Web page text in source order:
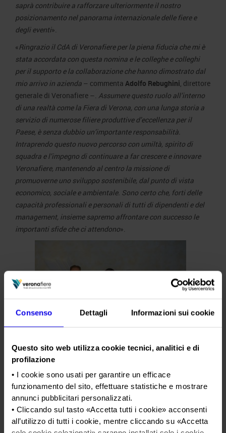
Consenso Dettagli Informazioni sui cookie
Questo sito web utilizza cookie tecnici, analitici e di
profilazione
• I cookie sono usati per garantire un efficace
funzionamento del sito, effettuare statistiche e mostrare
annunci pubblicitari personalizzati.
• Cliccando sul tasto «Accetta tutti i cookie» acconsenti
all’utilizzo di tutti i cookie, mentre cliccando su «Accetta
saprà contribuire a rafforzare ulteriormente il nostro
posizionamento nel panorama internazionale delle fiere e
degli eventi».
«Ringrazio il CdA di Veronafiere per la piena fiducia che mi è
stata accordata con questa nomina e le colleghe e colleghi
per il supporto e la collaborazione che hanno dimostrato dal
mio arrivo in azienda – commenta Adolfo Rebughini, direttore
generale di Veronafiere –. Assumere questo ruolo all’interno
di una realtà come la Fiera di Verona, con una lunga storia a
servizio di numerose filiere produttive d’eccellenza per il
Paese, è senza dubbio un’importante responsabilità.
Intraprendo questo nuovo percorso con umiltà, spirito di
squadra e l’impegno di continuare a far crescere e innovare
Veronafiere, mantenendo al centro la missione di
promuoverne uno sviluppo sostenibile, dal punto di vista
economico, sociale e ambientale. Sono certo che, forti delle
capacità professionali e personali di tutti di dipendenti e del
management, insieme sapremo affrontare con successo le
importanti sfide che ci attendono».
Per Veronafiere, da sinistra: Federico Bricolo,
presidente, Adolfo Rebughini, direttore generale,
e Maurizio Danese, amministratore delegato
Fattore umano –In linea con l’impegno di Veronafiere per
valorizzare il talento e le competenze individuali dei propri
dipendenti è la nomina di Margherita Maimeri e Valeria
Santolin nei CdA di due società controllate del Gruppo,